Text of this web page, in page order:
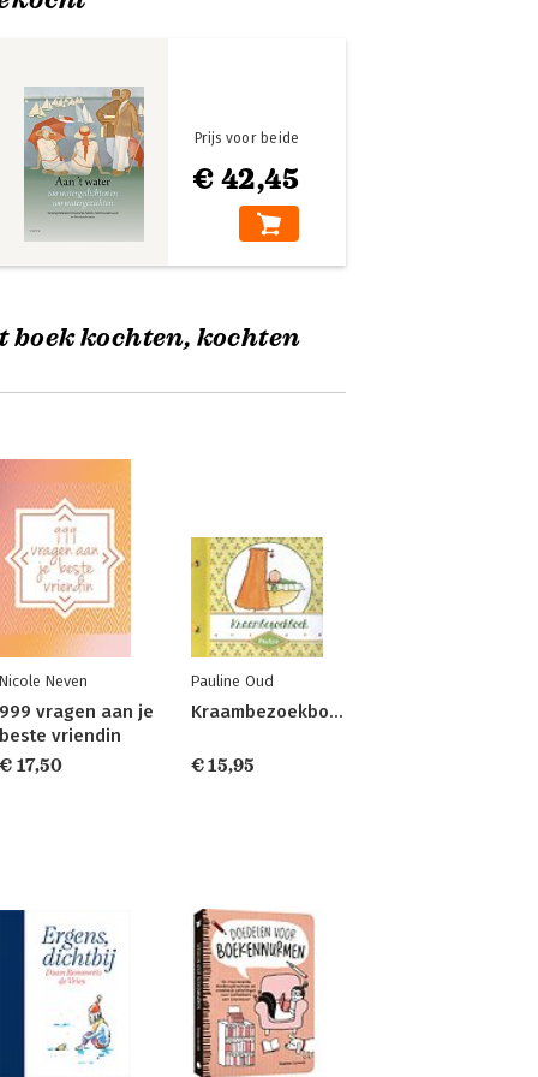
€ 42,45
Prijs voor beide
boek kochten, kochten
Nicole Neven
999 vragen aan je
beste vriendin
€ 17,50
Pauline Oud
Kraambezoekboek
€ 15,95